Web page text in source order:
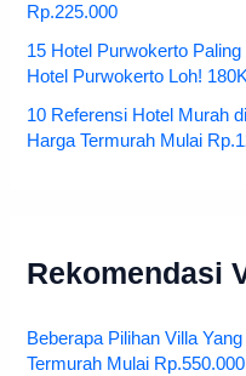
Rp.225.000
15 Hotel Purwokerto
Hotel Purwokerto Loh!
10 Referensi Hotel Murah
Harga Termurah Mulai
Rekomendasi
Beberapa Pilihan Villa
Termurah Mulai Rp.550.000